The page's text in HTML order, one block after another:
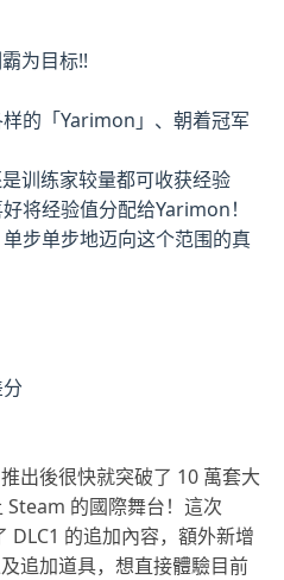
为目标!!
的「Yarimon」、朝着冠军
训练家较量都可收获经验
将经验值分配给Yarimon！
步单步地迈向这个范围的真
出後很快就突破了 10 萬套大
的國際舞台！這次
DLC1 的追加內容，額外新增
追加道具，想直接體驗目前